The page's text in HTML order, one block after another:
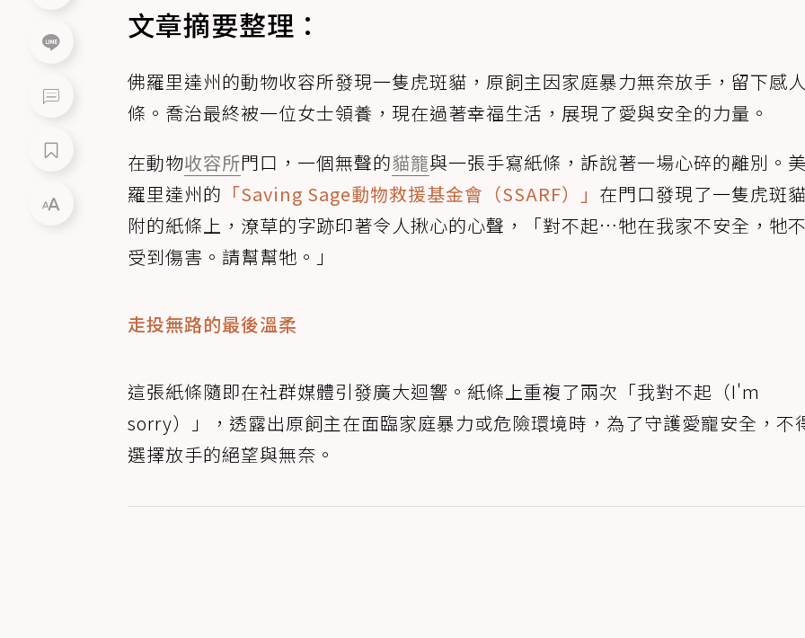
文章摘要整理：
佛羅里達州的動物收容所發現一隻虎斑貓，原飼主因家庭暴力無奈放手，留下感
條。喬治最終被一位女士領養，現在過著幸福生活，展現了愛與安全的力量。
在動物收容所門口，一個無聲的貓籠與一張手寫紙條，訴說著一場心碎的離別。
羅里達州的 「Saving Sage動物救援基金會（SSARF）」 在門口發現了一隻虎斑
附的紙條上，潦草的字跡印著令人揪心的心聲，「對不起…牠在我家不安全，牠
受到傷害。請幫幫牠。」
走投無路的最後溫柔
這張紙條隨即在社群媒體引發廣大迴響。紙條上重複了兩次「我對不起（I'm
sorry）」，透露出原飼主在面臨家庭暴力或危險環境時，為了守護愛寵安全，不
選擇放手的絕望與無奈。